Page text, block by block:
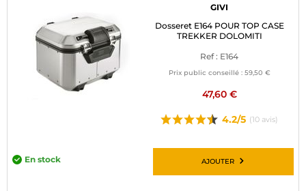
GIVI
Dosseret E164 POUR TOP CASE
TREKKER DOLOMITI
Ref : E164
Prix public conseillé : 59,50 €
47,60 €
4.2/5 (10 avis)
En stock AJOUTER